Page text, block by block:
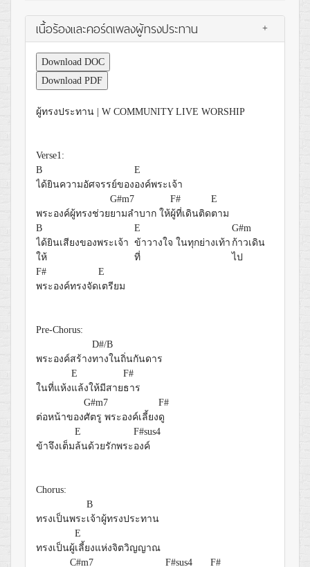
เนื้อร้องและคอร์ดเพลงผู้ทรงประทาน +
Download DOC
Download PDF
ผู้ทรงประทาน | W COMMUNITY LIVE WORSHIP
Verse1:
B
E
ได้ยินความอัศจรรย์ขององค์พระเจ้า
G#m7
F#
E
พระองค์ผู้ทรงช่วยยามลำบาก ให้ผู้ที่เดินติดตาม
B
E
G#m
ได้ยินเสียงของพระเจ้า
ให้
ข้าวางใจ ในทุกย่างเท้า
ที่
ก้าวเดิน
ไป
F#
E
พระองค์ทรงจัดเตรียม
Pre-Chorus:
D#/B
พระองค์สร้างทางในถิ่นกันดาร
E
F#
ในที่แห้งแล้งให้มีสายธาร
G#m7
F#
ต่อหน้าของศัตรู พระองค์เลี้ยงดู
E
F#sus4
ข้าจึงเต็มล้นด้วยรักพระองค์
Chorus:
B
ทรงเป็นพระเจ้าผู้ทรงประทาน
E
ทรงเป็นผู้เลี้ยงแห่งจิตวิญญาณ
C#m7
F#sus4 F#